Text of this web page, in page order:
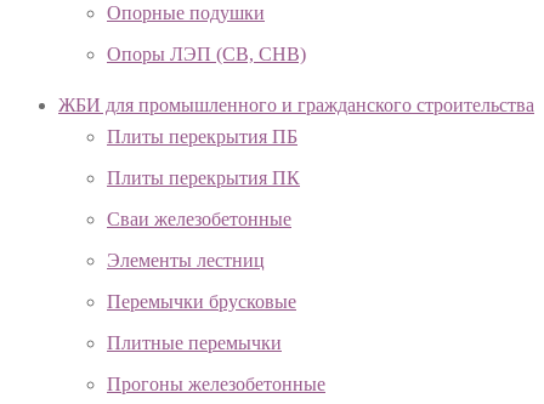
Опорные подушки
Опоры ЛЭП (СВ, СНВ)
ЖБИ для промышленного и гражданского строительства
Плиты перекрытия ПБ
Плиты перекрытия ПК
Сваи железобетонные
Элементы лестниц
Перемычки брусковые
Плитные перемычки
Прогоны железобетонные